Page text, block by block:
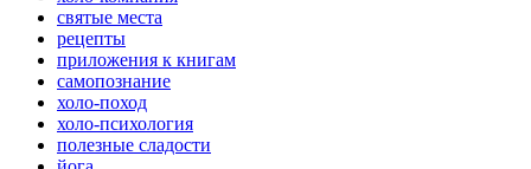
святые места
рецепты
приложения к книгам
самопознание
холо-поход
холо-психология
полезные сладости